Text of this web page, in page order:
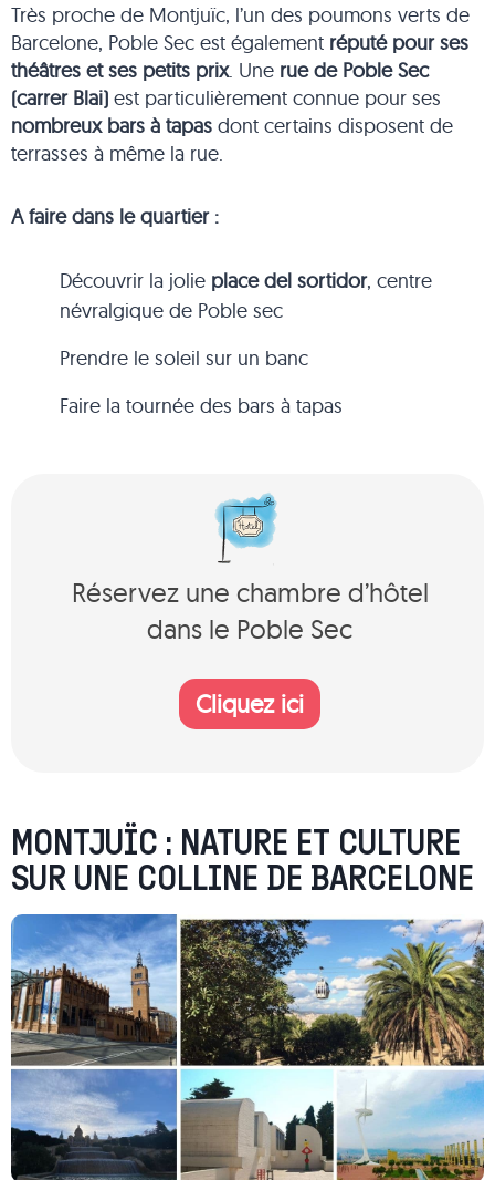
Très proche de Montjuïc, l’un des poumons verts de
Barcelone, Poble Sec est également réputé pour ses
théâtres et ses petits prix. Une rue de Poble Sec
(carrer Blai)est particulièrement connue pour ses
nombreux bars à tapasdont certains disposent de
terrasses à même la rue.
A faire dans le quartier :
Découvrir la jolie place del sortidor, centre
névralgique de Poble sec
Prendre le soleil sur un banc
Faire la tournée des bars à tapas
Réservez une chambre d’hôtel
dans le Poble Sec
Cliquez ici
MONTJUÏC : NATURE ET CULTURE
SUR UNE COLLINE DE BARCELONE